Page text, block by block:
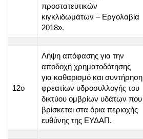
προστατευτικών
κιγκλιδωμάτων – Εργολαβία
2018».
12o
Λήψη απόφασης για την
αποδοχή χρηματοδότησης
για καθαρισμό και συντήρηση
φρεατίων υδροσυλλογής του
δικτύου ομβρίων υδάτων που
βρίσκεται στα όρια περιοχής
ευθύνης της ΕΥΔΑΠ.